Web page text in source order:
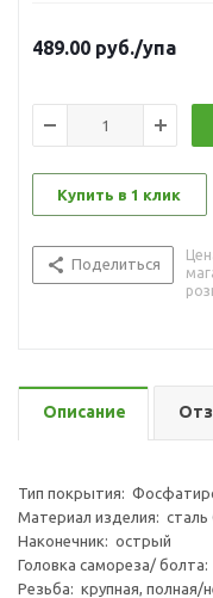
489.00 руб./упа
Купить в 1 клик
Поделиться
Описание
Тип покрытия:
Материал изделия: сталь
Наконечник: острый
Головка самореза/
Резьба: крупная, полная/